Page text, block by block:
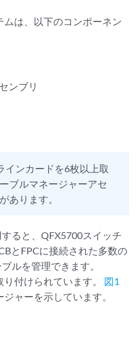
は、以下のコンポーネン
ンブリ
インカードを6枚以上取
ブルマネージャーアセ
あります。
ると、QFX5700スイッチ
とFPCに接続された多数の
ルを管理できます。
付けられています。 図1
ャーを示しています。